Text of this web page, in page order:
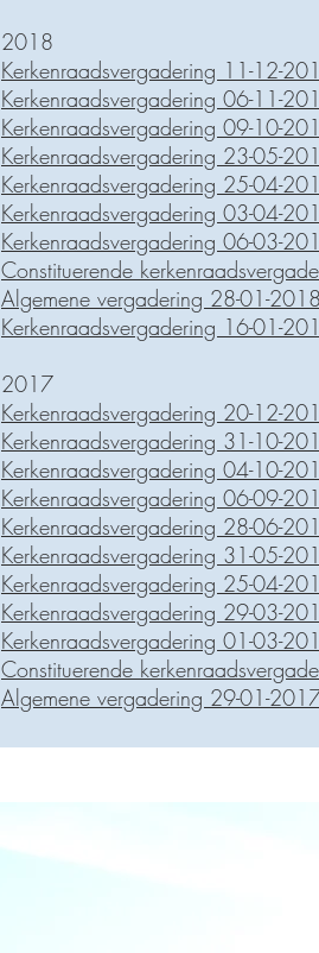
2018
Kerkenraadsvergadering 11-12-
Kerkenraadsvergadering 06-11-
Kerkenraadsvergadering 09-10-
Kerkenraadsvergadering 23-05-
Kerkenraadsvergadering 25-04-
Kerkenraadsvergadering 03-04-
Kerkenraadsvergadering 06-03-
Constituerende
Algemene vergadering 28-01-2018
Kerkenraadsvergadering 16-01-
2017
Kerkenraadsvergadering 20-12-
Kerkenraadsvergadering 31-10-
Kerkenraadsvergadering 04-10-
Kerkenraadsvergadering 06-09-
Kerkenraadsvergadering 28-06-
Kerkenraadsvergadering 31-05-
Kerkenraadsvergadering 25-04-
Kerkenraadsvergadering 29-03-
Kerkenraadsvergadering 01-03-
Constituerende
Algemene vergadering 29-01-